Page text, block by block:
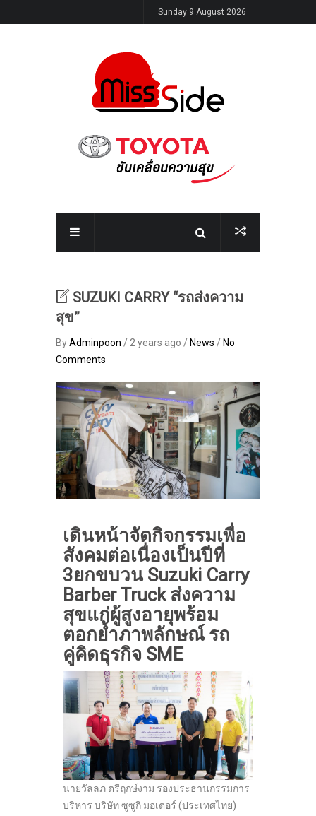
Sunday 9 August 2026
SUZUKI CARRY “รถส่งความ
สุข”
ByAdminpoon / 2 years ago / News / No
Comments
เดินหน้าจัดกิจกรรมเพื่อ
สังคมต่อเนื่องเป็นปีที่
3ยกขบวน Suzuki Carry
Barber Truck ส่งความ
สุขแก่ผู้สูงอายุพร้อม
ตอกย้ำภาพลักษณ์ รถ
คู่คิดธุรกิจ SME
นายวัลลภ ตรีฤกษ์งาม รองประธานกรรมการ
บริหาร บริษัท ซูซูกิ มอเตอร์ (ประเทศไทย)